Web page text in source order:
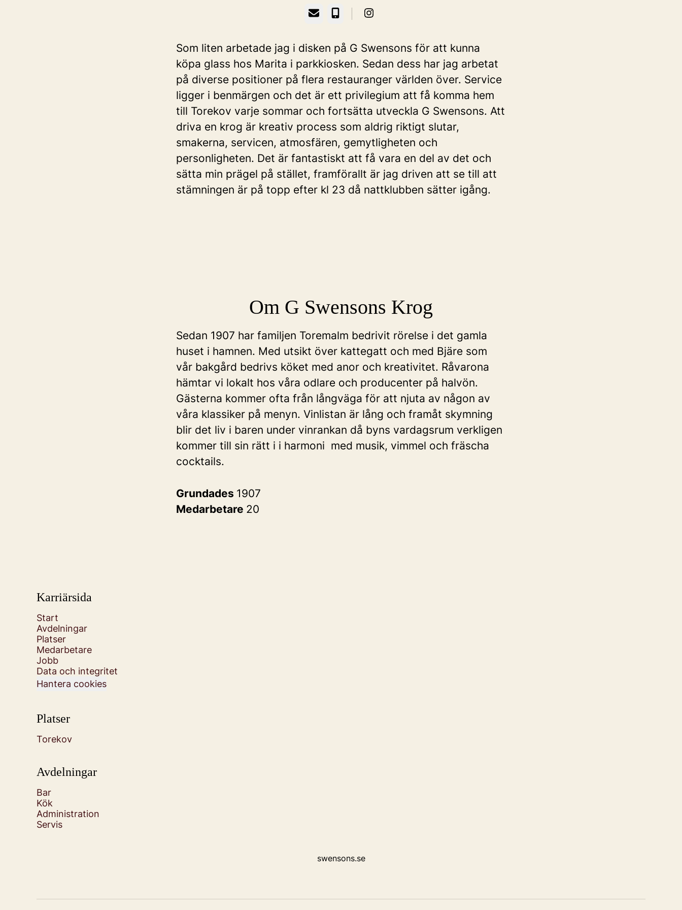
E-postTelefon
Som liten arbetade jag i disken på G Swensons för att kunna
köpa glass hos Marita i parkkiosken. Sedan dess har jag arbetat
på diverse positioner på flera restauranger världen över. Service
ligger i benmärgen och det är ett privilegium att få komma hem
till Torekov varje sommar och fortsätta utveckla G Swensons. Att
driva en krog är kreativ process som aldrig riktigt slutar,
smakerna, servicen, atmosfären, gemytligheten och
personligheten. Det är fantastiskt att få vara en del av det och
sätta min prägel på stället, framförallt är jag driven att se till att
stämningen är på topp efter kl 23 då nattklubben sätter igång.
Om G Swensons Krog
Sedan 1907 har familjen Toremalm bedrivit rörelse i det gamla
huset i hamnen. Med utsikt över kattegatt och med Bjäre som
vår bakgård bedrivs köket med anor och kreativitet. Råvarona
hämtar vi lokalt hos våra odlare och producenter på halvön.
Gästerna kommer ofta från långväga för att njuta av någon av
våra klassiker på menyn. Vinlistan är lång och framåt skymning
blir det liv i baren under vinrankan då byns vardagsrum verkligen
kommer till sin rätt i i harmoni med musik, vimmel och fräscha
cocktails.
Grundades 1907
Medarbetare 20
Karriärsida
Start
Avdelningar
Platser
Medarbetare
Jobb
Data och integritet
Hantera cookies
Platser
Torekov
Avdelningar
Bar
Kök
Administration
Servis
swensons.se